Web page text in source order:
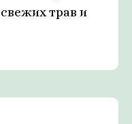
трав и